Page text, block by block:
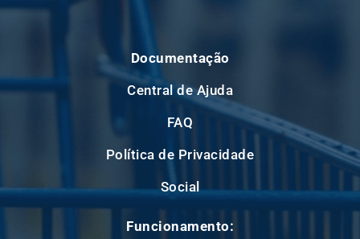
Documentação
Central de Ajuda
FAQ
Política de Privacidade
Social
Funcionamento: